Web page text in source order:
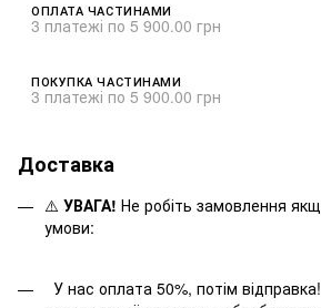
ОПЛАТА ЧАСТИНАМИ
3 платежі по 5 900.00 грн
ПОКУПКА ЧАСТИНАМИ
3 платежі по 5 900.00 грн
Доставка
⚠️ УВАГА! Не робіть замовлення
умови:
У нас оплата 50%, потім